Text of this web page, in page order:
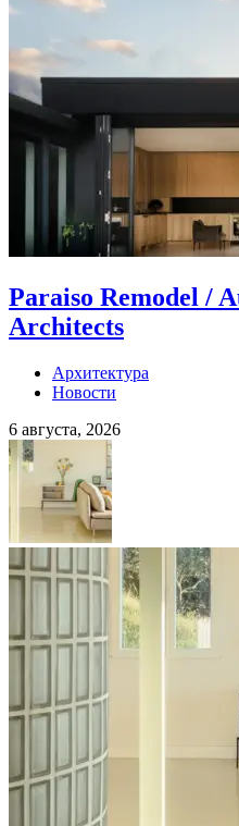
Paraiso Remodel /
Architects
Архитектура
Новости
6 августа, 2026